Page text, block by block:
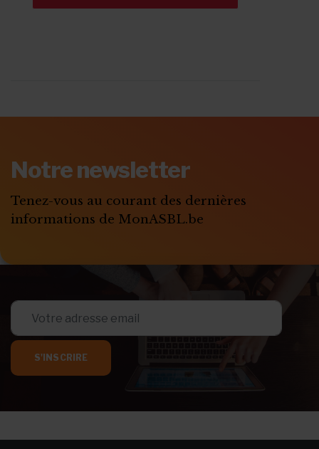
Notre newsletter
Tenez-vous au courant des dernières
informations de MonASBL.be
S'INSCRIRE